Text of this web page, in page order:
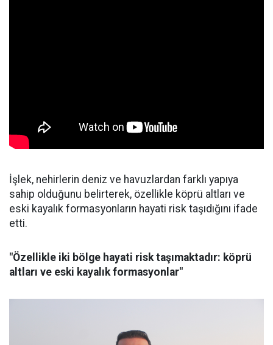
İşlek, nehirlerin deniz ve havuzlardan farklı yapıya
sahip olduğunu belirterek, özellikle köprü altları ve
eski kayalık formasyonların hayati risk taşıdığını ifade
etti.
"Özellikle iki bölge hayati risk taşımaktadır: köprü
altları ve eski kayalık formasyonlar"